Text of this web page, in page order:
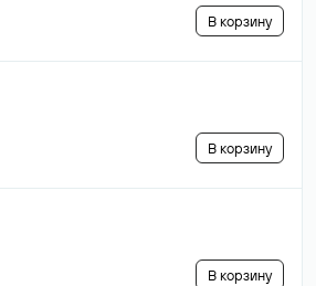
В корзину
В корзину
В корзину